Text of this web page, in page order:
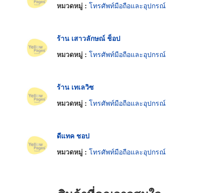
หมวดหมู่ : โทรศัพท์มือถือและอุปกรณ์
ร้าน เสาวลักษณ์ ช็อป
หมวดหมู่ : โทรศัพท์มือถือและอุปกรณ์
ร้าน เทเลวิซ
หมวดหมู่ : โทรศัพท์มือถือและอุปกรณ์
ดีแทค ชอป
หมวดหมู่ : โทรศัพท์มือถือและอุปกรณ์